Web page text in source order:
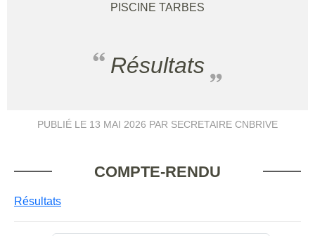
PISCINE TARBES
Résultats
PUBLIÉ LE 13 MAI 2026 PAR SECRETAIRE CNBRIVE
COMPTE-RENDU
Résultats